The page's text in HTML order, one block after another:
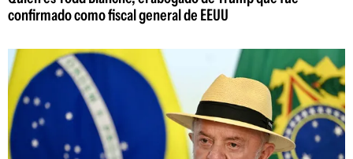
confirmado como fiscal general de EEUU